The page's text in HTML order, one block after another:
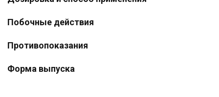
Побочные действия
Противопоказания
Форма выпуска